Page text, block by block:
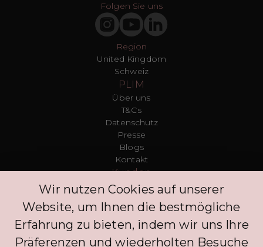
Region
United Kingdom
Schweiz
Folgen Sie uns
PLIM
Über uns
T&Cs
Datenschutz
Presse
Blogs
Kontakt
Kunden
FAQ
Entdecken Sie
Datenschutzrichtlinie
Kommentar hinterlassen
Wir nutzen Cookies auf unserer
Website, um Ihnen die bestmögliche
Erfahrung zu bieten, indem wir uns Ihre
Präferenzen und wiederholten Besuche